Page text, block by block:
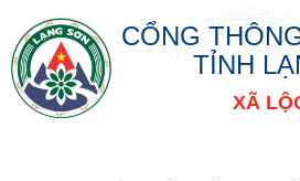
CỔNG
TỈNH
XÃ